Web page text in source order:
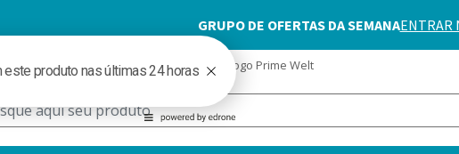
Rastrear Pedido WhatsApp blog Catálogo Prime Welt